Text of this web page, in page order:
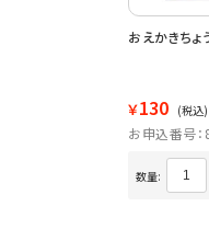
おえかきち
￥130 (税込)
お申込番号
数量: